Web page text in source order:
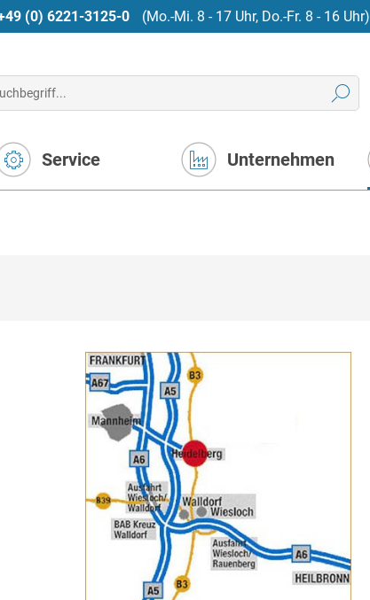
(0) 6221-3125-0 (Mo.-Mi. 8 - 17 Uhr, Do.-Fr. 8 - 16 Uhr)
Service Unternehmen